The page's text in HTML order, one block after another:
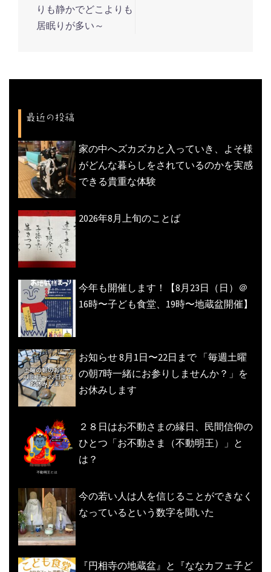
ナ
ビ
シ
ン
りも静かでどこよりも
居眠りが多い～
最近の投稿
家の中へズカズカと入っていき、よそ様
がどんな暮らしをされているのかを実感
できる貴重な体験
2026年8月上旬のことば
今年も開催します！【8月23日（日）＠
16時〜子ども食堂、19時〜地蔵盆開催】
お知らせ 8月1日〜22日まで 「毎週土曜
の朝7時一緒にお参りしませんか？」を
お休みします
２８日はお不動さまの縁日、民間信仰の
ひとつ「お不動さま（不動明王）」と
は？
今の若い人は人を信じることができなく
なっているという数字を聞いた
『円相寺の地蔵盆』と『ななカフェ子ど